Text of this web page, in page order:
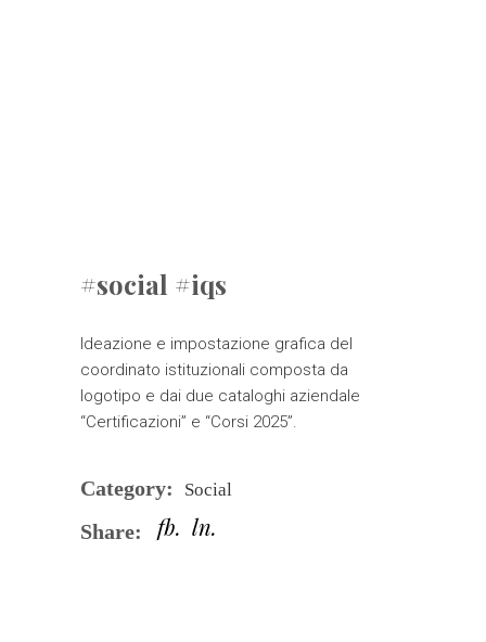
#social #iqs
Ideazione e impostazione grafica del
coordinato istituzionali composta da
logotipo e dai due cataloghi aziendale
“Certificazioni” e “Corsi 2025”.
Category: Social
Share: fb ln